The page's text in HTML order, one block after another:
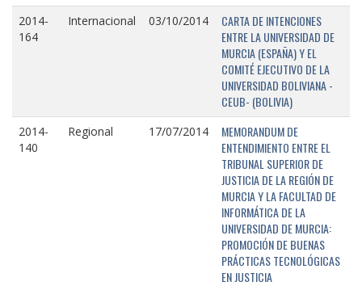
2014-
164
Internacional 03/10/2014
CARTA DE INTENCIONES
ENTRE LA UNIVERSIDAD DE
MURCIA (ESPAÑA) Y EL
COMITÉ EJECUTIVO DE LA
UNIVERSIDAD BOLIVIANA -
CEUB- (BOLIVIA)
2014-
140
Regional 17/07/2014
MEMORANDUM DE
ENTENDIMIENTO ENTRE EL
TRIBUNAL SUPERIOR DE
JUSTICIA DE LA REGIÓN DE
MURCIA Y LA FACULTAD DE
INFORMÁTICA DE LA
UNIVERSIDAD DE MURCIA:
PROMOCIÓN DE BUENAS
PRÁCTICAS TECNOLÓGICAS
EN JUSTICIA